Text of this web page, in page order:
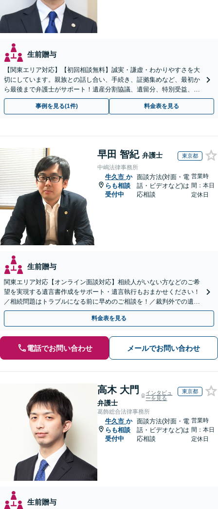
生前贈与
【関東エリア対応】【初回相談無料】誠実・謙虚・わかりやすさを大
切にしています。親族との話し合い、手続き、証拠集めなど、最初か
ら最後まで弁護士がサポート！遺産分割協議、遺留分、特別受益、使
い込み、相続放棄など、お任せ【弁護士歴15年以上】
事例を見る(1件) 料金表を見る
早田 智紀 弁護士 東京都
中嶋法律事務所
牛久市 か
らも相談
受付中
面談方法(対面・電
話・ビデオなど)は
応相談
営業時
間：本日
定休日
生前贈与
関東エリア対応【オンライン面談対応】相続人がいない方などのご希
望を実現する遺言書作成をサポート・遺言執行もおまかせください！
／相続問題はトラブルになる前に早めのご相談を！／裁判外での遺産
分割協議の経験多数【完全個室】
料金表を見る
電話でお問い合わせ メールでお問い合わせ
高木 大門
弁護士
インタビュ
ーを見る
東京都
葛飾総合法律事務所
牛久市 か
らも相談
受付中
面談方法(対面・電
話・ビデオなど)は
応相談
営業時
間：本日
定休日
生前贈与